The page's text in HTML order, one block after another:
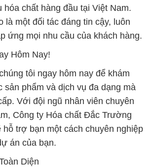
hóa chất hàng đầu tại Việt Nam.
là một đối tác đáng tin cậy, luôn
ứng mọi nhu cầu của khách hàng.
Hôm Nay!
tôi ngay hôm nay để khám
sản phẩm và dịch vụ đa dạng mà
Với đội ngũ nhân viên chuyên
Công ty Hóa chất Đắc Trường
hỗ trợ bạn một cách chuyên nghiệp
án của bạn.
Diện